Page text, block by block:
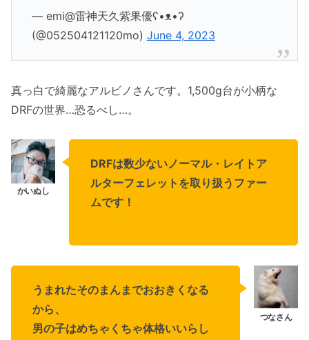
— emi@雷神天久紫果優ʕ•ᴥ•ʔ
(@052504121120mo) June 4, 2023
真っ白で綺麗なアルビノさんです。1,500g台が小柄な
DRFの世界…恐るべし…。
DRFは数少ないノーマル・レイトア
ルターフェレットを取り扱うファー
ムです！
うまれたそのまんまでおおきくなる
から、
男の子はめちゃくちゃ体格いいらし